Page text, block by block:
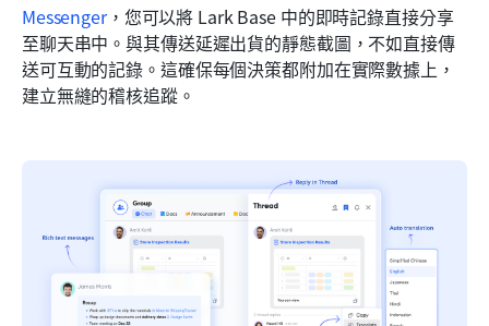
Messenger，您可以將 Lark Base 中的即時記錄直接分享
至聊天串中。與其傳送延遲出貨的靜態截圖，不如直接傳
送可互動的記錄。這確保每個決策都附加在實際數據上，
建立無縫的稽核追蹤。